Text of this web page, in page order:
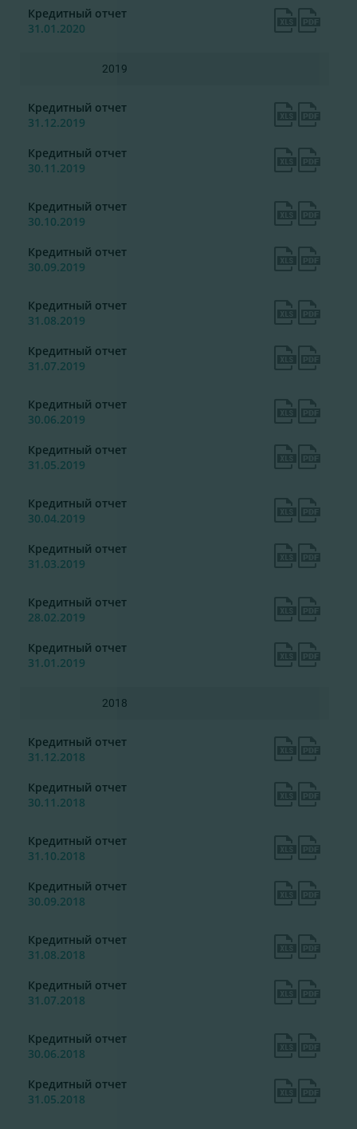
Кредитный отчет
31.01.2020
2019
Кредитный отчет
31.12.2019
Кредитный отчет
30.11.2019
Кредитный отчет
30.10.2019
Кредитный отчет
30.09.2019
Кредитный отчет
31.08.2019
Кредитный отчет
31.07.2019
Кредитный отчет
30.06.2019
Кредитный отчет
31.05.2019
Кредитный отчет
30.04.2019
Кредитный отчет
31.03.2019
Кредитный отчет
28.02.2019
Кредитный отчет
31.01.2019
2018
Кредитный отчет
31.12.2018
Кредитный отчет
30.11.2018
Кредитный отчет
31.10.2018
Кредитный отчет
30.09.2018
Кредитный отчет
31.08.2018
Кредитный отчет
31.07.2018
Кредитный отчет
30.06.2018
Кредитный отчет
31.05.2018